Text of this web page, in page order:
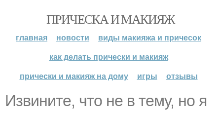
ПРИЧЕСКА И МАКИЯЖ
главная новости
виды макияжа и причесок
как делать прически и макияж
прически и макияж на дому
игры отзывы
Извините, что не в тему, но я